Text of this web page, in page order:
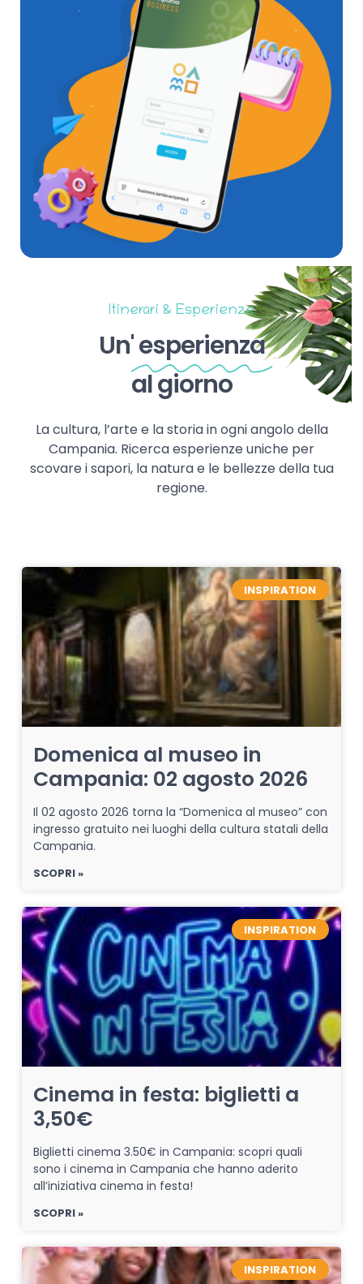
Itinerari & Esperienze
Un'esperienza
al giorno
La cultura, l’arte e la storia in ogni angolo della
Campania. Ricerca esperienze uniche per
scovare i sapori, la natura e le bellezze della tua
regione.
INSPIRATION
Domenica al museo in
Campania: 02 agosto 2026
Il 02 agosto 2026 torna la “Domenica al museo” con
ingresso gratuito nei luoghi della cultura statali della
Campania.
SCOPRI »
INSPIRATION
Cinema in festa: biglietti a
3,50€
Biglietti cinema 3.50€ in Campania: scopri quali
sono i cinema in Campania che hanno aderito
all’iniziativa cinema in festa!
SCOPRI »
INSPIRATION